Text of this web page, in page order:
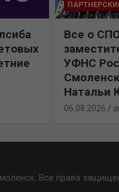
Все о
УФНС
Натальи
06.08.2026
Все права